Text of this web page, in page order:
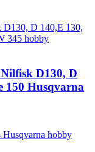
D130, D
150 Husqvarna